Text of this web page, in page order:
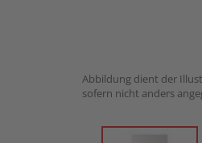
Abbildung dient der
sofern nicht anders